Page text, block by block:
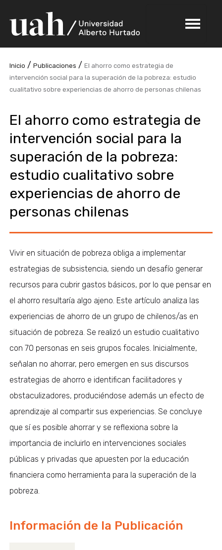
Inicio /Publicaciones /El ahorro como estrategia de
intervención social para la superación de la pobreza: estudio
cualitativo sobre experiencias de ahorro de personas chilenas
El ahorro como estrategia de
intervención social para la
superación de la pobreza:
estudio cualitativo sobre
experiencias de ahorro de
personas chilenas
Vivir en situación de pobreza obliga a implementar
estrategias de subsistencia, siendo un desafío generar
recursos para cubrir gastos básicos, por lo que pensar en
el ahorro resultaría algo ajeno. Este artículo analiza las
experiencias de ahorro de un grupo de chilenos/as en
situación de pobreza. Se realizó un estudio cualitativo
con 70 personas en seis grupos focales. Inicialmente,
señalan no ahorrar, pero emergen en sus discursos
estrategias de ahorro e identifican facilitadores y
obstaculizadores, produciéndose además un efecto de
aprendizaje al compartir sus experiencias. Se concluye
que sí es posible ahorrar y se reflexiona sobre la
importancia de incluirlo en intervenciones sociales
públicas y privadas que apuesten por la educación
financiera como herramienta para la superación de la
pobreza.
Información de la Publicación